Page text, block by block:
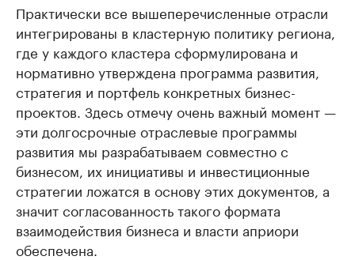
Практически все вышеперечисленные отрасли
интегрированы в кластерную политику региона,
где у каждого кластера сформулирована и
нормативно утверждена программа развития,
стратегия и портфель конкретных бизнес-
проектов. Здесь отмечу очень важный момент —
эти долгосрочные отраслевые программы
развития мы разрабатываем совместно с
бизнесом, их инициативы и инвестиционные
стратегии ложатся в основу этих документов, а
значит согласованность такого формата
взаимодействия бизнеса и власти априори
обеспечена.